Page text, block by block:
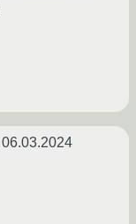
06.03.2024